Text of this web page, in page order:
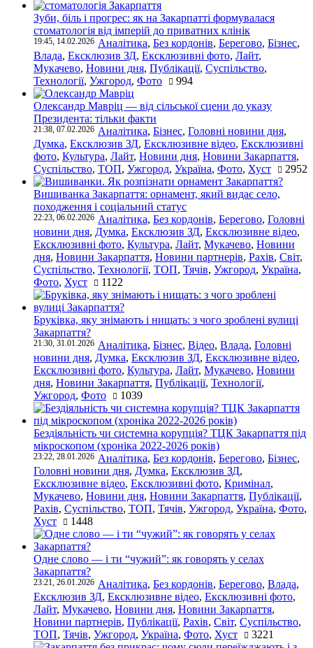
Зуби, біль і прогрес: як на Закарпатті формувалася
стоматологія від імперій до приватних клінік
19:45, 14.02.2026 Аналітика, Без кордонів, Берегово, Бізнес,
Влада, Ексклюзив ЗД, Ексклюзивні фото, Лайт,
Мукачево, Новини дня, Публікації, Суспільство,
Технології, Ужгород, Фото 994
Олександр Мавріц — від сільської сцени до указу
Президента: тільки факти
21:38, 07.02.2026 Аналітика, Бізнес, Головні новини дня,
Думка, Ексклюзив ЗД, Ексклюзивне відео, Ексклюзивні
фото, Культура, Лайт, Новини дня, Новини Закарпаття,
Суспільство, ТОП, Ужгород, Україна, Фото, Хуст 2952
Вишиванка Закарпаття: орнамент, який видає село,
походження і соціальний статус
22:23, 06.02.2026 Аналітика, Без кордонів, Берегово, Головні
новини дня, Думка, Ексклюзив ЗД, Ексклюзивне відео,
Ексклюзивні фото, Культура, Лайт, Мукачево, Новини
дня, Новини Закарпаття, Новини партнерів, Рахів, Світ,
Суспільство, Технології, ТОП, Тячів, Ужгород, Україна,
Фото, Хуст 1122
Бруківка, яку знімають і нищать: з чого зроблені вулиці
Закарпаття?
21:30, 31.01.2026 Аналітика, Бізнес, Відео, Влада, Головні
новини дня, Думка, Ексклюзив ЗД, Ексклюзивне відео,
Ексклюзивні фото, Культура, Лайт, Мукачево, Новини
дня, Новини Закарпаття, Публікації, Технології,
Ужгород, Фото 1039
Бездіяльність чи системна корупція? ТЦК Закарпаття під
мікроскопом (хроніка 2022-2026 років)
23:22, 28.01.2026 Аналітика, Без кордонів, Берегово, Бізнес,
Головні новини дня, Думка, Ексклюзив ЗД,
Ексклюзивне відео, Ексклюзивні фото, Кримінал,
Мукачево, Новини дня, Новини Закарпаття, Публікації,
Рахів, Суспільство, ТОП, Тячів, Ужгород, Україна, Фото,
Хуст
1448
Одне слово — і ти “чужий”: як говорять у селах
Закарпаття?
23:21, 26.01.2026 Аналітика, Без кордонів, Берегово, Влада,
Ексклюзив ЗД, Ексклюзивне відео, Ексклюзивні фото,
Лайт, Мукачево, Новини дня, Новини Закарпаття,
Новини партнерів, Публікації, Рахів, Світ, Суспільство,
ТОП, Тячів, Ужгород, Україна, Фото, Хуст 3221